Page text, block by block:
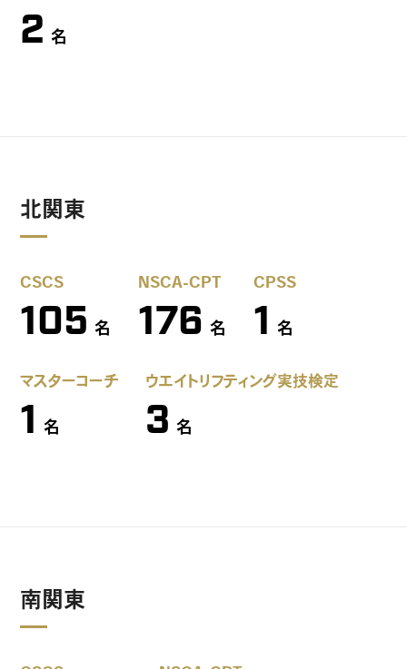
2 名
北関東
CSCS
105 名
NSCA-CPT
176 名
CPSS
1 名
マスターコーチ
1 名
ウエイトリフティング実技検定
3 名
南関東